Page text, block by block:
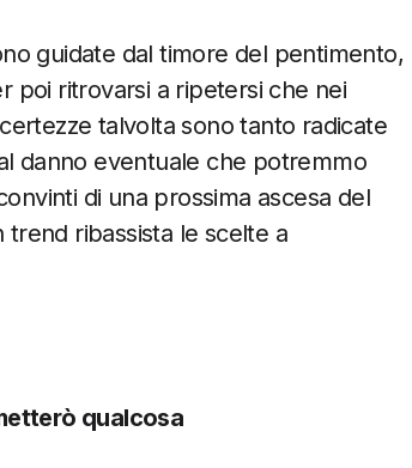
guidate dal timore del pentimento,
poi ritrovarsi a ripetersi che nei
talvolta sono tanto radicate
danno eventuale che potremmo
di una prossima ascesa del
ribassista le scelte a
qualcosa